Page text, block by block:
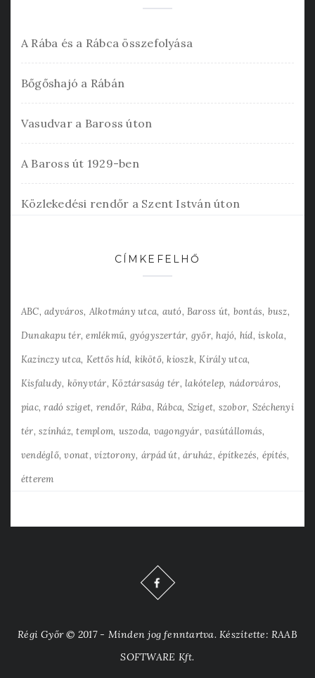
A Rába és a Rábca összefolyása
Bőgőshajó a Rábán
Vasudvar a Baross úton
A Baross út 1929-ben
Közlekedési rendőr a Szent István úton
CÍMKEFELHŐ
ABC adyváros Alkotmány utca autó Baross út bontás busz
Dunakapu tér emlékmű gyógyszertár győr hajó híd iskola
Kazinczy utca Kettős híd kikötő kioszk Király utca
Kisfaludy könyvtár Köztársaság tér lakótelep nádorváros
piac radó sziget rendőr Rába Rábca Sziget szobor Széchenyi
tér színház templom uszoda vagongyár vasútállomás
vendéglő vonat víztorony árpád út áruház építkezés építés
étterem
Régi Győr © 2017 - Minden jog fenntartva. Készítette: RAAB
SOFTWARE Kft.